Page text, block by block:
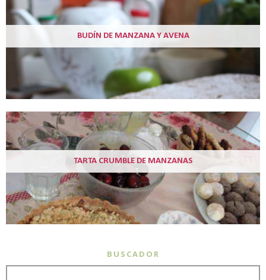
BUDÍN DE MANZANA Y AVENA
TARTA CRUMBLE DE MANZANAS
BUSCADOR